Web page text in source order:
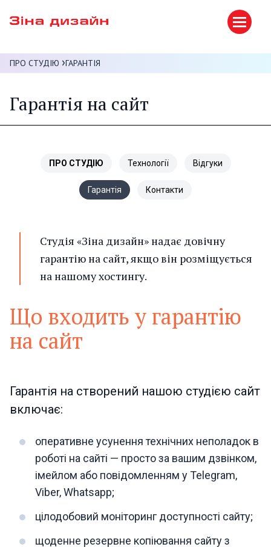
ПРО СТУДІЮ ГАРАНТІЯ
Гарантія на сайт
ПРО СТУДІЮ Технології Відгуки
Гарантія Контакти
Студія «Зіна дизайн» надає довічну
гарантію на сайт, якщо він розміщується
на нашому хостингу.
Що входить у гарантію
на сайт
Гарантія на створений нашою студією сайт
включає:
оперативне усунення технічних неполадок в
роботі на сайті — просто за вашим дзвінком,
імейлом або повідомленням у Telegram,
Viber, Whatsapp;
цілодобовий моніторинг доступності сайту;
щоденне резервне копіювання сайту з